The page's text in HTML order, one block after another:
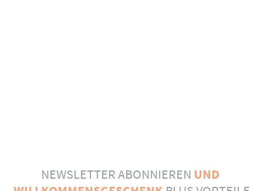
NEWSLETTER ABONNIEREN UND